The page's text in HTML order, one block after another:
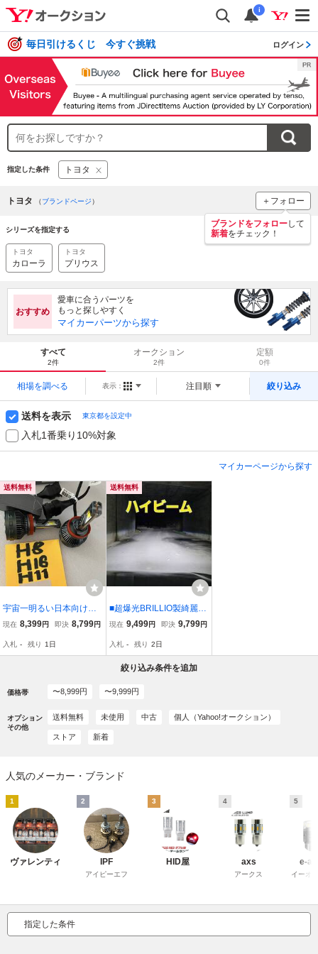
i
毎日引けるくじ 今すぐ挑戦 ログイン
指定した条件 トヨタ
トヨタ （ブランドページ） ＋フォロー
ブランドをフォローして
新着をチェック！
シリーズを指定する
トヨタ
カローラ
トヨタ
プリウス
おすすめ
愛車に合うパーツを
もっと探しやすく
マイカーパーツから探す
すべて
2件
オークション
2件
定額
0件
相場を調べる 表示： 注目順 絞り込み
送料を表示 東京都を設定中
入札1番乗り10%対象
マイカーページから探す
送料無料
宇宙一明るい日本向けエ
ルボーOK led BRILLIO
R/D2S/D4Sヘッドライト
現在 8,399円 即決 8,799円
入札 - 残り 1日
送料無料
■超爆光BRILLIO製綺麗な
カットライン明るいLED
ジェクターH/L0ハイエー
ジエロミニ（ダホ
現在 9,499円 即決 9,799円
入札 - 残り 2日
絞り込み条件を追加
価格帯 〜8,999円 〜9,999円
オプション
その他
送料無料 未使用 中古 個人（Yahoo!オークション）
ストア 新着
人気のメーカー・ブランド
1
ヴァレンティ
2
IPF
アイピーエフ
3
HID屋
4
axs
アークス
5
e-
イーオ
指定した条件